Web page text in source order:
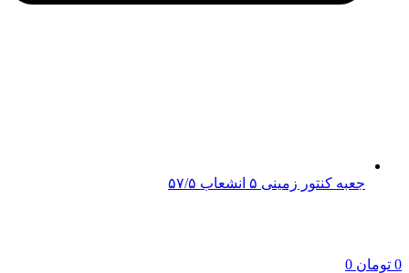
جعبه کنتور زمینی ۵ انشعاب ۵۷/۵
0 تومان 0